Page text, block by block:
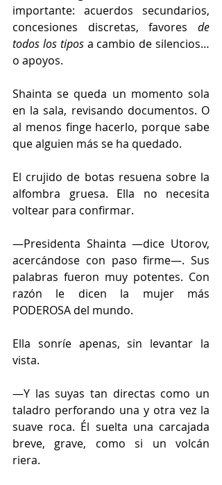
importante: acuerdos secundarios,
concesiones discretas, favores de
todos los tipos a cambio de silencios…
o apoyos.
Shainta se queda un momento sola
en la sala, revisando documentos. O
al menos finge hacerlo, porque sabe
que alguien más se ha quedado.
El crujido de botas resuena sobre la
alfombra gruesa. Ella no necesita
voltear para confirmar.
—Presidenta Shainta —dice Utorov,
acercándose con paso firme—. Sus
palabras fueron muy potentes. Con
razón le dicen la mujer más
PODEROSA del mundo.
Ella sonríe apenas, sin levantar la
vista.
—Y las suyas tan directas como un
taladro perforando una y otra vez la
suave roca. Él suelta una carcajada
breve, grave, como si un volcán
riera.